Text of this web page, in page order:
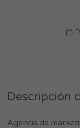
Descripción
Agencia de